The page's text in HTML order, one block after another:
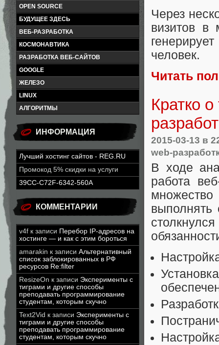
OPEN SOURCE
БУДУЩЕЕ ЗДЕСЬ
ВЕБ-РАЗРАБОТКА
КОСМОНАВТИКА
РАЗРАБОТКА ВЕБ-САЙТОВ
GOOGLE
ЖЕЛЕЗО
LINUX
АЛГОРИТМЫ
ИНФОРМАЦИЯ
Лучший хостинг сайтов - REG.RU
Промокод 5% скидки на услуги
39CC-C72F-6342-560A
КОММЕНТАРИИ
v4f к записи Перебор IP-адресов на
хостинге — и как с этим бороться
amarakin к записи Альтернативный
список заблокированных в РФ
ресурсов Re:filter
ResizeOn к записи Эксперименты с
тиграми и другие способы
преподавать программирование
студентам, которым скучно
Text2Vid к записи Эксперименты с
тиграми и другие способы
преподавать программирование
студентам, которым скучно
Через
визитов
человек.
Читать
Кратко
2015-03-13 в
web-
В ходе
работа
выполнять